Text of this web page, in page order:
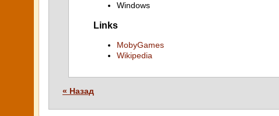
Windows
Links
MobyGames
Wikipedia
« Назад